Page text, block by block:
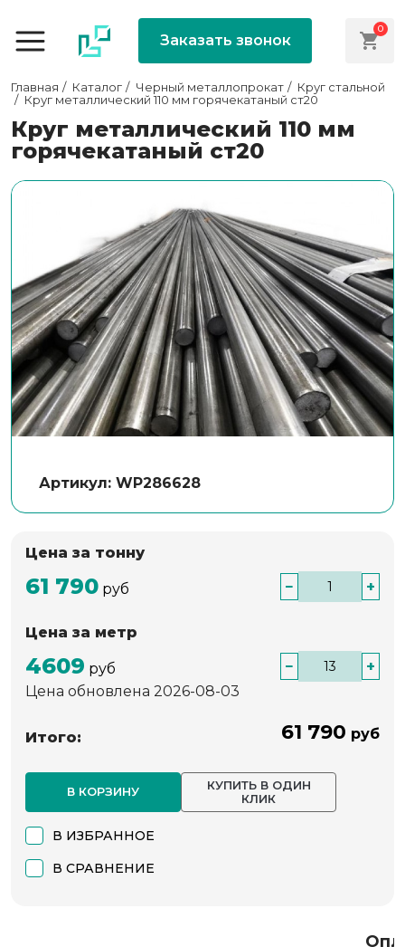
Заказать звонок
0
Главная Каталог Черный металлопрокат
Круг стальной
Круг металлический 110 мм горячекатаный ст20
Круг металлический 110 мм
горячекатаный ст20
Артикул: WP286628
Цена за тонну
61 790 руб − +
Цена за метр
4609 руб −
+
Цена обновлена 2026-08-03
Итого: 61 790 руб
В КОРЗИНУ
КУПИТЬ В ОДИН
КЛИК
В ИЗБРАННОЕ
В СРАВНЕНИЕ